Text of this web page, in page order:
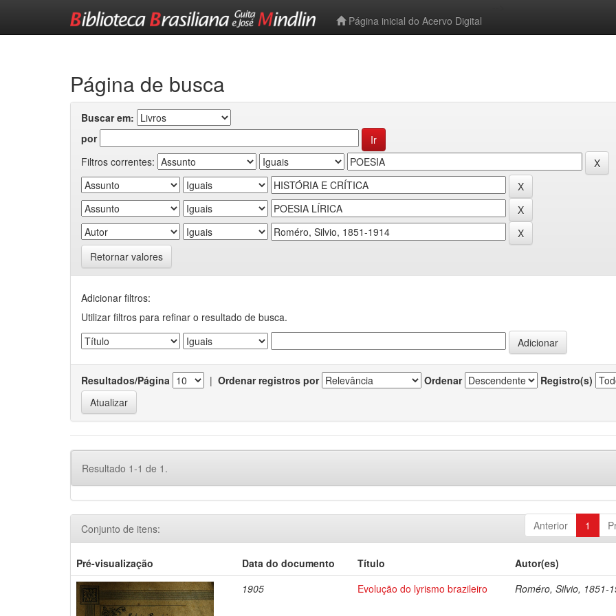
Página inicial do Acervo Digital
Página de busca
Buscar em:
por
Filtros correntes:
Retornar valores
Adicionar filtros:
Utilizar filtros para refinar o resultado de busca.
Resultados/Página | Ordenar registros por Ordenar Registro(s)
Resultado 1-1 de 1.
Anterior 1
Conjunto de itens:
Pré-visualização Data do documento Título
Autor(es)
1905
Evolução do lyrismo brazileiro Roméro, Silvio, 1851-